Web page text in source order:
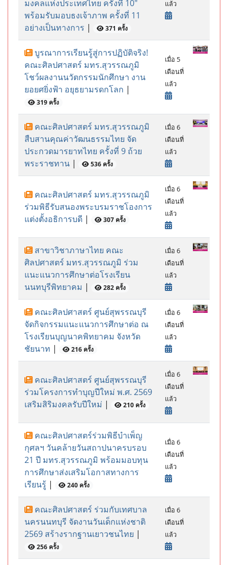
มงคลแห่งประเทศไทย ครั้งที่ 10"
พร้อมรับมอบธงเจ้าภาพ ครั้งที่ 11
อย่างเป็นทางการ | 371 ครั้ง
แล้ว
บูรณาการเรียนรู้สู่การปฏิบัติจริง!
คณะศิลปศาสตร์ มทร.สุวรรณภูมิ
โชว์ผลงานนวัตกรรมนักศึกษา งาน
ยอยศยิ่งฟ้า อยุธยามรดกโลก |
319 ครั้ง
เมื่อ 5
เดือนที่
แล้ว
คณะศิลปศาสตร์ มทร.สุวรรณภูมิ
สืบสานคุณค่าวัฒนธรรมไทย จัด
ประกวดมารยาทไทย ครั้งที่ 9 ถ้วย
พระราชทาน | 536 ครั้ง
เมื่อ 6
เดือนที่
แล้ว
คณะศิลปศาสตร์ มทร.สุวรรณภูมิ
ร่วมพิธีรับสนองพระบรมราชโองการ
แต่งตั้งอธิการบดี | 307 ครั้ง
เมื่อ 6
เดือนที่
แล้ว
สาขาวิชาภาษาไทย คณะ
ศิลปศาสตร์ มทร.สุวรรณภูมิ ร่วม
แนะแนวการศึกษาต่อโรงเรียน
นนทบุรีพิทยาคม | 282 ครั้ง
เมื่อ 6
เดือนที่
แล้ว
คณะศิลปศาสตร์ ศูนย์สุพรรณบุรี
จัดกิจกรรมแนะแนวการศึกษาต่อ ณ
โรงเรียนบุญนาคพิทยาคม จังหวัด
ชัยนาท | 216 ครั้ง
เมื่อ 6
เดือนที่
แล้ว
คณะศิลปศาสตร์ ศูนย์สุพรรณบุรี
ร่วมโครงการทำบุญปีใหม่ พ.ศ. 2569
เสริมสิริมงคลรับปีใหม่ | 210 ครั้ง
เมื่อ 6
เดือนที่
แล้ว
คณะศิลปศาสตร์ร่วมพิธีบำเพ็ญ
กุศลฯ วันคล้ายวันสถาปนาครบรอบ
21 ปี มทร.สุวรรณภูมิ พร้อมมอบทุน
การศึกษาส่งเสริมโอกาสทางการ
เรียนรู้ | 240 ครั้ง
เมื่อ 6
เดือนที่
แล้ว
คณะศิลปศาสตร์ ร่วมกับเทศบาล
นครนนทบุรี จัดงานวันเด็กแห่งชาติ
2569 สร้างรากฐานเยาวชนไทย |
256 ครั้ง
เมื่อ 6
เดือนที่
แล้ว